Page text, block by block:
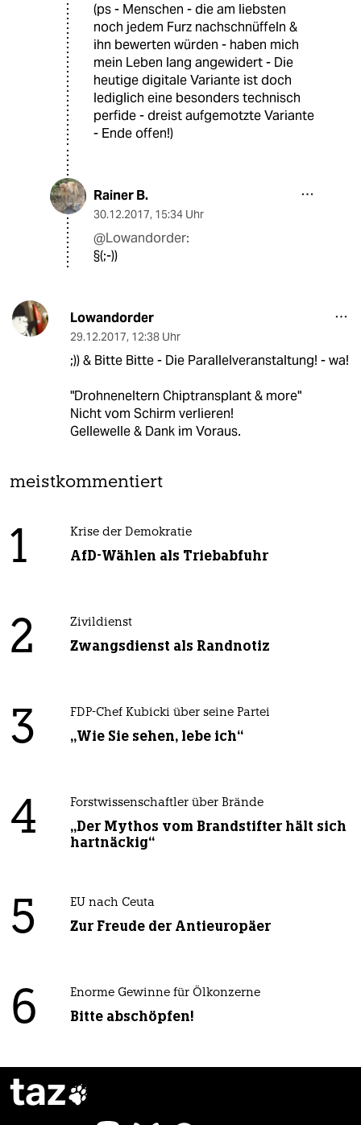
(ps - Menschen - die am liebsten
noch jedem Furz nachschnüffeln &
ihn bewerten würden - haben mich
mein Leben lang angewidert - Die
heutige digitale Variante ist doch
lediglich eine besonders technisch
perfide - dreist aufgemotzte Variante
- Ende offen!)
Rainer B.
30.12.2017, 15:34 Uhr
@Lowandorder:
§(;-))
Lowandorder
29.12.2017, 12:38 Uhr
;)) & Bitte Bitte - Die Parallelveranstaltung! - wa!
"Drohneneltern Chiptransplant & more"
Nicht vom Schirm verlieren!
Gellewelle & Dank im Voraus.
meistkommentiert
1 Krise der Demokratie
AfD-Wählen als Triebabfuhr
2 Zivildienst
Zwangsdienst als Randnotiz
3 FDP-Chef Kubicki über seine Partei
„Wie Sie sehen, lebe ich“
4 Forstwissenschaftler über Brände
„Der Mythos vom Brandstifter hält sich
hartnäckig“
5 EU nach Ceuta
Zur Freude der Antieuropäer
6 Enorme Gewinne für Ölkonzerne
Bitte abschöpfen!
taz